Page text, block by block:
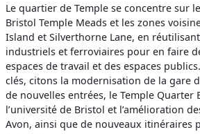
Le quartier de Temple se concentre sur
Bristol Temple Meads et les zones
Island et Silverthorne Lane, en réutilisant
industriels et ferroviaires pour en faire
espaces de travail et des espaces
clés, citons la modernisation de la gare
de nouvelles entrées, le Temple Quarter
l’université de Bristol et l’amélioration
Avon, ainsi que de nouveaux itinéraires